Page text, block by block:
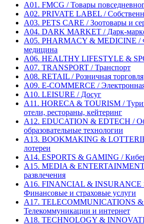
A01. FMCG / Товары
A02. PRIVATE LABEL /
A03. PETS CARE / Зоотовары и
A04. DARK MARKET / Дарк-
A05. PHARMACY & MEDICINE /
медицина
A06. HEALTHY LIFESTYLE &
A07. TRANSPORT / Транспорт
A08. RETAIL / Розничная торговля
A09. E-COMMERCE /
A10. LEISURE / Досуг
A11. HORECA & TOURISM /
отели, рестораны, кейтеринг
A12. EDUCATION & EDTECH /
образовательные технологии
A13. BOOKMAKING &
лотереи
A14. ESPORTS & GAMING /
A15. MEDIA &
развлечения
A16. FINANCIAL & INSURANCE
Финансовые и страховые услуги
A17. TELECOMMUNICATIONS
Телекоммуникации и интернет
A18. TECHNOLOGY &